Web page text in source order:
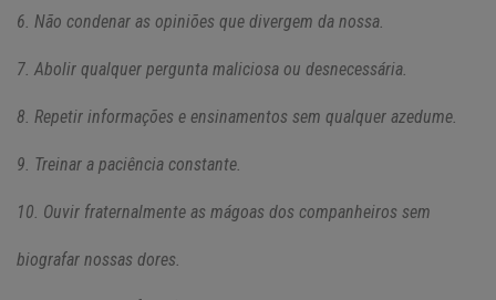
6. Não condenar as opiniões que divergem da nossa.
7. Abolir qualquer pergunta maliciosa ou desnecessária.
8. Repetir informações e ensinamentos sem qualquer azedume.
9. Treinar a paciência constante.
10. Ouvir fraternalmente as mágoas dos companheiros sem
biografar nossas dores.